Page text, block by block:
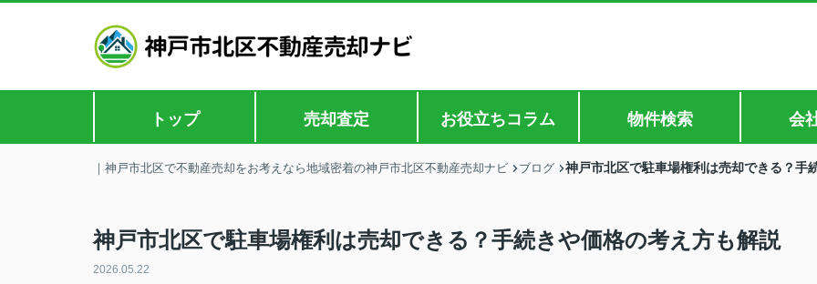
トップ 売却査定 お役立ちコラム 物件検索 会
｜神戸市北区で不動産売却をお考えなら地域密着の神戸市北区不動産売却ナビ ブログ 神戸市北区で駐車場権利は売却できる？手
神戸市北区で駐車場権利は売却できる？手続きや価格の考え方も解説
2026.05.22